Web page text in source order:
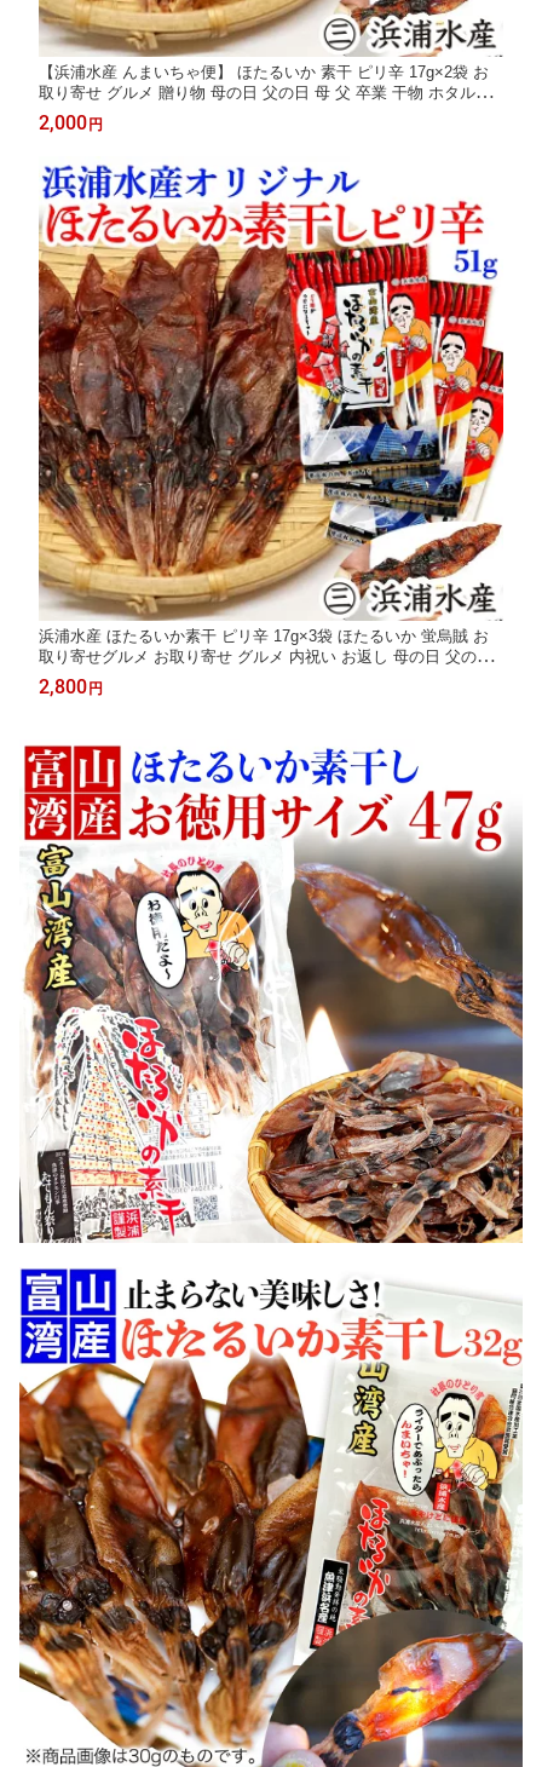
【浜浦水産 んまいちゃ便】 ほたるいか 素干 ピリ辛 17g×2袋 お
取り寄せ グルメ 贈り物 母の日 父の日 母 父 卒業 干物 ホタルイ
カ おつまみ 家飲み 唐辛子 肝入り 無添加 北陸直送 国産 珍味 干
し 富山物産展 お歳暮 御歳暮 歳暮
2,000 円
浜浦水産 ほたるいか素干 ピリ辛 17g×3袋 ほたるいか 蛍烏賊 お
取り寄せグルメ お取り寄せ グルメ 内祝い お返し 母の日 父の日
母 父 卒業 ホタルイカ プチギフト 唐辛子 おつまみ ギフト 肝入り
お歳暮 御歳暮 歳暮
2,800 円